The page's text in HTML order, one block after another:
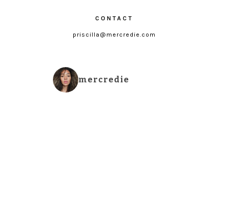
CONTACT
priscilla@mercredie.com
mercredie